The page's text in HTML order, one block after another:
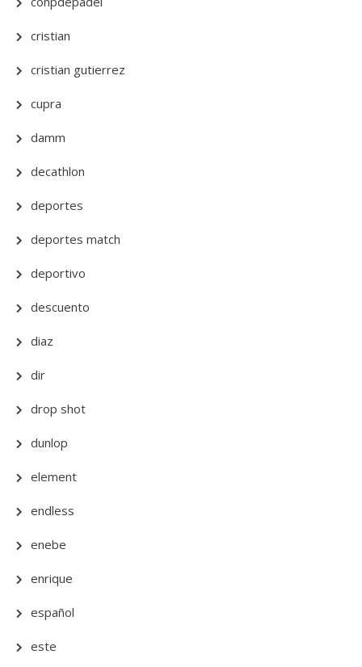
cristian
cristian gutierrez
cupra
damm
decathlon
deportes
deportes match
deportivo
descuento
diaz
dir
drop shot
dunlop
element
endless
enebe
enrique
español
este